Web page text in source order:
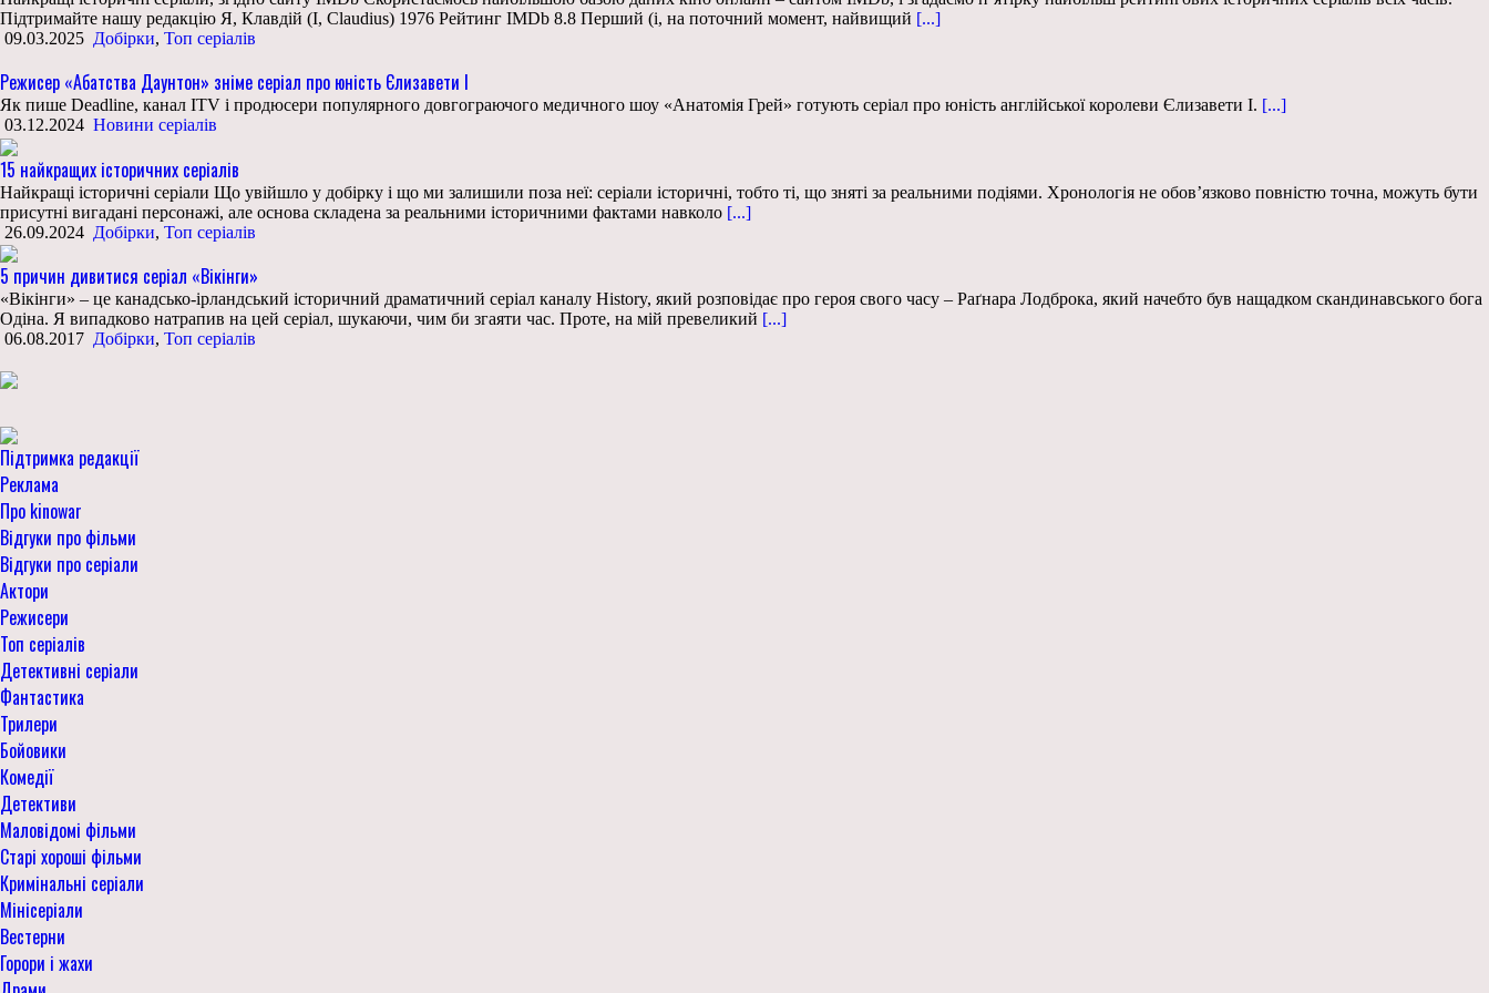
Підтримайте нашу редакцію Я, Клавдій (I, Claudius) 1976 Рейтинг IMDb 8.8 Перший (і, на поточний момент, найвищий [...]
09.03.2025 Добірки, Топ серіалів
Режисер «Абатства Даунтон» зніме серіал про юність Єлизавети І
Як пише Deadline, канал ITV і продюсери популярного довгограючого медичного шоу «Анатомія Грей» готують серіал про юність англійської королеви Єлизавети І. [...]
03.12.2024 Новини серіалів
15 найкращих історичних серіалів
Найкращі історичні серіали Що увійшло у добірку і що ми залишили поза неї: серіали історичні, тобто ті, що зняті за реальними подіями. Хронологія не обов’язково повністю точна, можуть бути
присутні вигадані персонажі, але основа складена за реальними історичними фактами навколо [...]
26.09.2024 Добірки, Топ серіалів
5 причин дивитися серіал «Вікінги»
«Вікінги» – це канадсько-ірландський історичний драматичний серіал каналу History, який розповідає про героя свого часу – Раґнара Лодброка, який начебто був нащадком скандинавського бога
Одіна. Я випадково натрапив на цей серіал, шукаючи, чим би згаяти час. Проте, на мій превеликий [...]
06.08.2017 Добірки, Топ серіалів
Підтримка редакції
Реклама
Про kinowar
Відгуки про фільми
Відгуки про серіали
Актори
Режисери
Топ серіалів
Детективні серіали
Фантастика
Трилери
Бойовики
Комедії
Детективи
Маловідомі фільми
Старі хороші фільми
Кримінальні серіали
Мінісеріали
Вестерни
Горори і жахи